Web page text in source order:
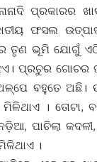
ପ୍ରକାରର
ଫସଲ
ତୃଣ ଭୂମି ଯୋଗୁଁ ଏଠି
ପ୍ରଚୁର ଗୋଚର
ବହୁତେ ଅଛି।
। ତୋଟା,
ପାଚିଲା
।